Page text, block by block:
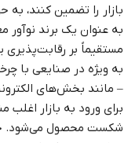
بازار را تضمین کنند،
به عنوان یک برند نوآور
مستقیماً بر
به ویژه در صنایعی با
– مانند بخش‌های
برای ورود به بازار
شکست محصول می‌شود. حتی